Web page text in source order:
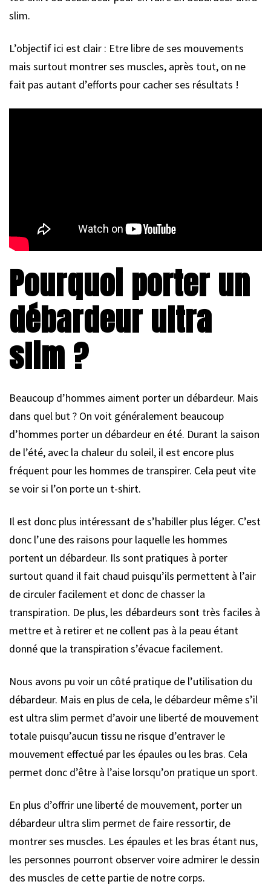
slim.
L’objectif ici est clair : Etre libre de ses mouvements
mais surtout montrer ses muscles, après tout, on ne
fait pas autant d’efforts pour cacher ses résultats !
Pourquoi porter un
débardeur ultra
slim ?
Beaucoup d’hommes aiment porter un débardeur. Mais
dans quel but ? On voit généralement beaucoup
d’hommes porter un débardeur en été. Durant la saison
de l’été, avec la chaleur du soleil, il est encore plus
fréquent pour les hommes de transpirer. Cela peut vite
se voir si l’on porte un t-shirt.
Il est donc plus intéressant de s’habiller plus léger. C’est
donc l’une des raisons pour laquelle les hommes
portent un débardeur. Ils sont pratiques à porter
surtout quand il fait chaud puisqu’ils permettent à l’air
de circuler facilement et donc de chasser la
transpiration. De plus, les débardeurs sont très faciles à
mettre et à retirer et ne collent pas à la peau étant
donné que la transpiration s’évacue facilement.
Nous avons pu voir un côté pratique de l’utilisation du
débardeur. Mais en plus de cela, le débardeur même s’il
est ultra slim permet d’avoir une liberté de mouvement
totale puisqu’aucun tissu ne risque d’entraver le
mouvement effectué par les épaules ou les bras. Cela
permet donc d’être à l’aise lorsqu’on pratique un sport.
En plus d’offrir une liberté de mouvement, porter un
débardeur ultra slim permet de faire ressortir, de
montrer ses muscles. Les épaules et les bras étant nus,
les personnes pourront observer voire admirer le dessin
des muscles de cette partie de notre corps.